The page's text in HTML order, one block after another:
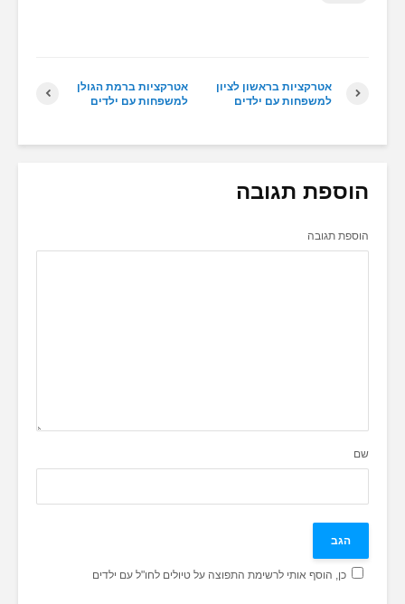
אטרקציות ברמת הגולן
למשפחות עם ילדים
אטרקציות בראשון לציון
למשפחות עם ילדים
הוספת תגובה
הוספת תגובה
שם
כן, הוסף אותי לרשימת התפוצה על טיולים לחו"ל עם ילדים